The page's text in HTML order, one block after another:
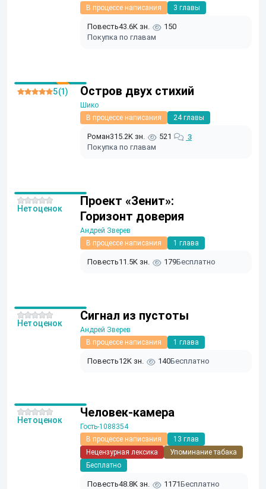
В процессе написания
3 главы
Повесть43.6K зн.
150
Покупка по главам
Остров двух стихий
Шико
В процессе написания
24 главы
Роман315.2K зн. 521
3
Покупка по главам
5 (1)
Проект «Зенит»:
Горизонт доверия
Андрей Зверев
В процессе написания
1 глава
Повесть11.5K зн. 179Бесплатно
Нет оценок
Сигнал из пустоты
Андрей Зверев
В процессе написания
1 глава
Повесть12K зн. 140Бесплатно
Нет оценок
Человек-камера
Гость-1088354
В процессе написания
13 глав
Нецензурная лексика
Упоминание табака
Бесплатно
Повесть48.8K зн. 1171Бесплатно
Нет оценок